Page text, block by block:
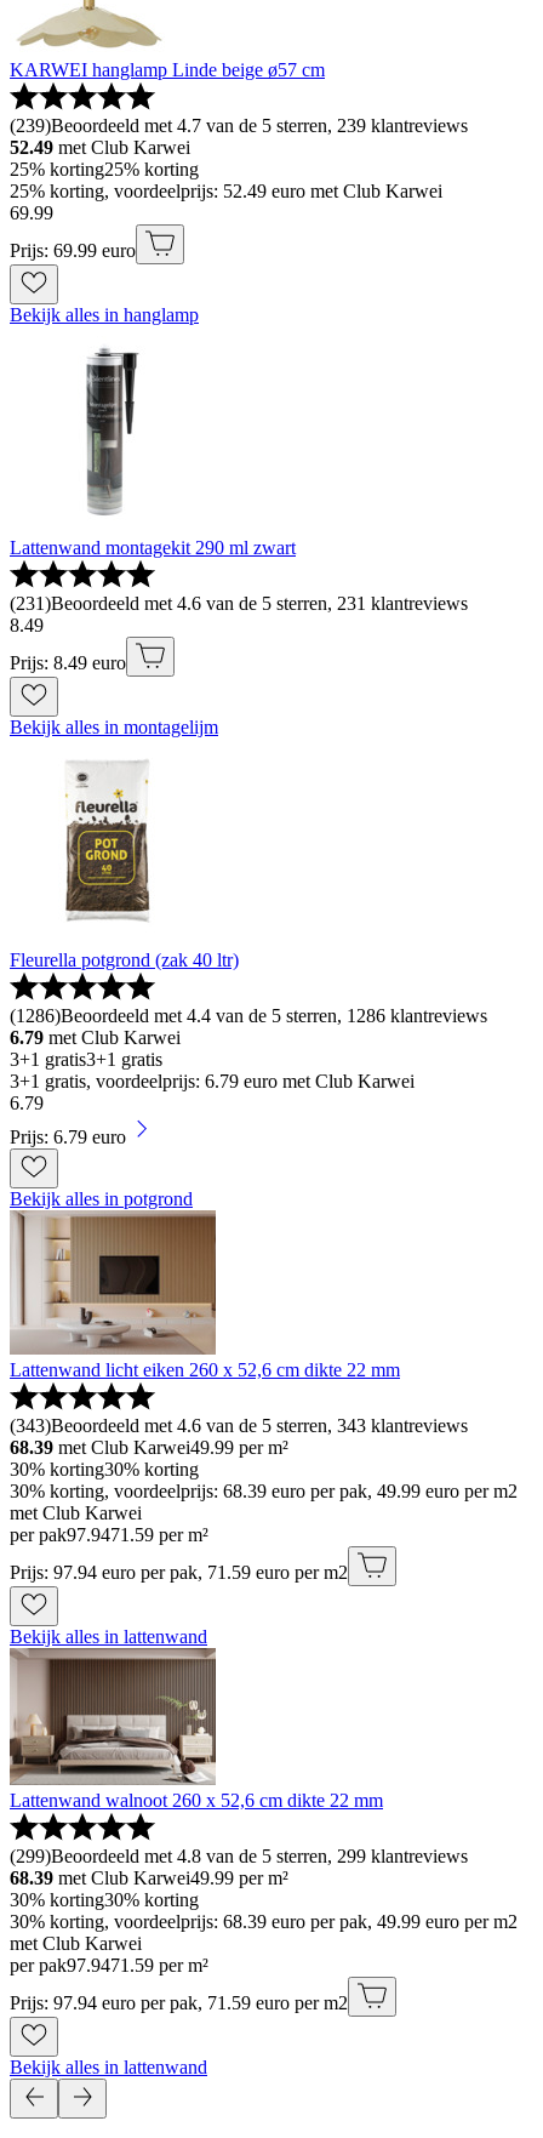
KARWEI hanglamp Linde beige ø57 cm
(239)Beoordeeld met 4.7 van de 5 sterren, 239 klantreviews
52.49 met Club Karwei
25% korting25% korting
25% korting, voordeelprijs: 52.49 euro met Club Karwei
69.99
Prijs: 69.99 euro
Bekijk alles in hanglamp
Lattenwand montagekit 290 ml zwart
(231)Beoordeeld met 4.6 van de 5 sterren, 231 klantreviews
8.49
Prijs: 8.49 euro
Bekijk alles in montagelijm
Fleurella potgrond (zak 40 ltr)
(1286)Beoordeeld met 4.4 van de 5 sterren, 1286 klantreviews
6.79 met Club Karwei
3+1 gratis3+1 gratis
3+1 gratis, voordeelprijs: 6.79 euro met Club Karwei
6.79
Prijs: 6.79 euro
Bekijk alles in potgrond
Lattenwand licht eiken 260 x 52,6 cm dikte 22 mm
(343)Beoordeeld met 4.6 van de 5 sterren, 343 klantreviews
68.39 met Club Karwei49.99 per m²
30% korting30% korting
30% korting, voordeelprijs: 68.39 euro per pak, 49.99 euro per m2
met Club Karwei
per pak97.9471.59 per m²
Prijs: 97.94 euro per pak, 71.59 euro per m2
Bekijk alles in lattenwand
Lattenwand walnoot 260 x 52,6 cm dikte 22 mm
(299)Beoordeeld met 4.8 van de 5 sterren, 299 klantreviews
68.39 met Club Karwei49.99 per m²
30% korting30% korting
30% korting, voordeelprijs: 68.39 euro per pak, 49.99 euro per m2
met Club Karwei
per pak97.9471.59 per m²
Prijs: 97.94 euro per pak, 71.59 euro per m2
Bekijk alles in lattenwand